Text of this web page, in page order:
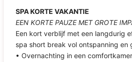
SPA KORTE VAKANTIE
EEN KORTE PAUZE MET GROTE
Een kort verblijf met een langdurig
spa short break vol ontspanning en
• Overnachting in een comfortkamer